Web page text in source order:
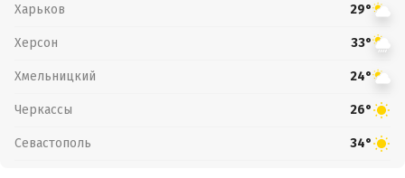
Харьков 29°
Херсон 33°
Хмельницкий 24°
Черкассы 26°
Севастополь 34°